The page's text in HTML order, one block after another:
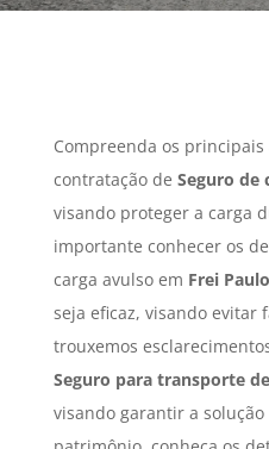
Compreenda os
contratação de Seguro de
visando proteger a carga
importante conhecer os
carga avulso em Frei Paulo
seja eficaz, visando evitar
trouxemos
Seguro para transporte
visando garantir a